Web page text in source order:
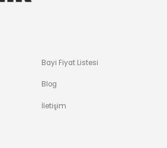
Bayi Fiyat Listesi
Blog
İletişim